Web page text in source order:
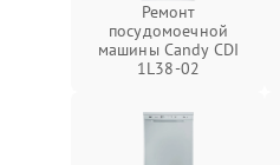
Ремонт
посудомоечной
машины Candy CDI
1L38-02